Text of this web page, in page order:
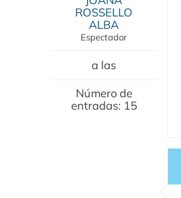
ROSSELLO
ALBA
Espectador
a las
Número de
entradas: 15